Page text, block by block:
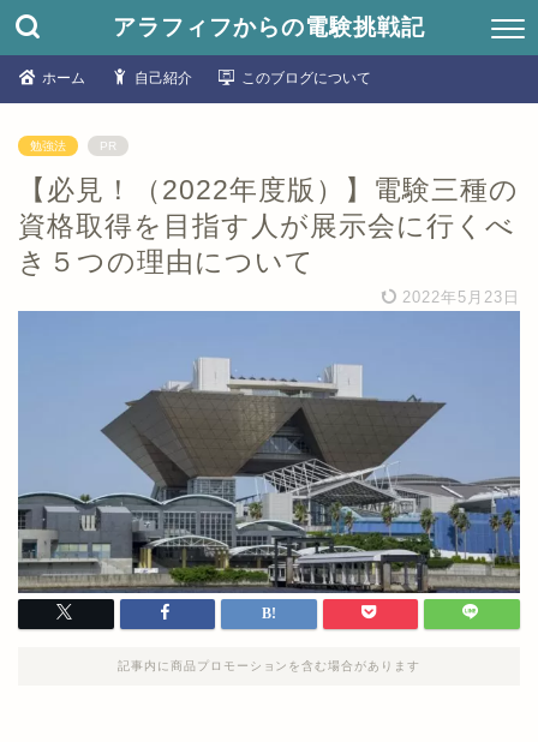
アラフィフからの電験挑戦記
ホーム 自己紹介 このブログについて
勉強法 PR
【必見！（2022年度版）】電験三種の
資格取得を目指す人が展示会に行くべ
き５つの理由について
2022年5月23日
記事内に商品プロモーションを含む場合があります